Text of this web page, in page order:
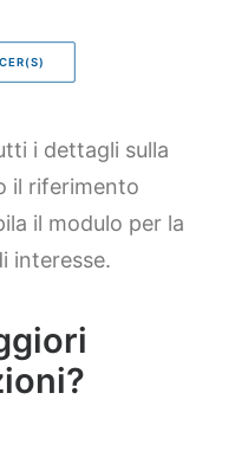
i dettagli sulla
il riferimento
il modulo per la
interesse.